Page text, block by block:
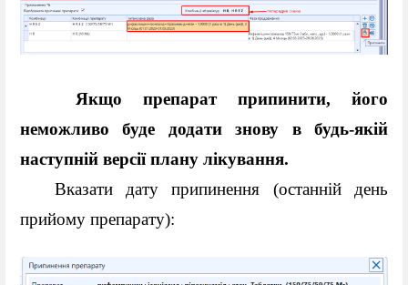
неможливо буде додати знову в будь-якій
наступній версії плану лікування.
Вказати дату припинення (останній день
прийому препарату):